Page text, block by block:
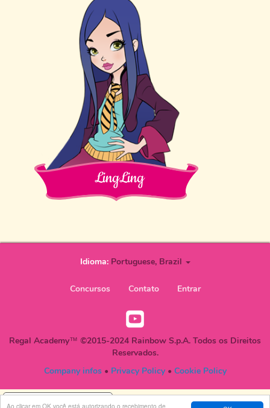
Ao clicar em OK você está autorizando o recebimento de
LingLing
Idioma: Portuguese, Brazil
Concursos Contato Entrar
PT-
Regal Academy™ ©2015-2024 Rainbow S.p.A. Todos os Direitos
Reservados.
Company infos• Privacy Policy• Cookie Policy